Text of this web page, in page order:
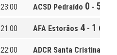
23:00 ACSD Pedraído 0 - 5
21:00 AFA Estorãos 4 - 1 CD
22:00 ADCR Santa Cristina